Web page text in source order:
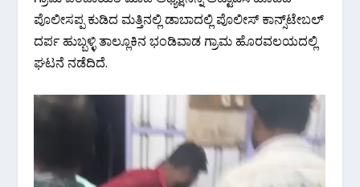
ಪೊಲೀಸಪ್ಪ ಕುಡಿದ ಮತ್ತಿನಲ್ಲಿ ಡಾಬಾದಲ್ಲಿ ಪೊಲೀಸ್ ಕಾನ್ಸ್‌ಟೇಬಲ್
ದರ್ಪ ಹುಬ್ಬಳ್ಳಿ ತಾಲ್ಲೂಕಿನ ಭಂಡಿವಾಡ ಗ್ರಾಮ ಹೊರವಲಯದಲ್ಲಿ
ಘಟನೆ ನಡೆದಿದೆ.